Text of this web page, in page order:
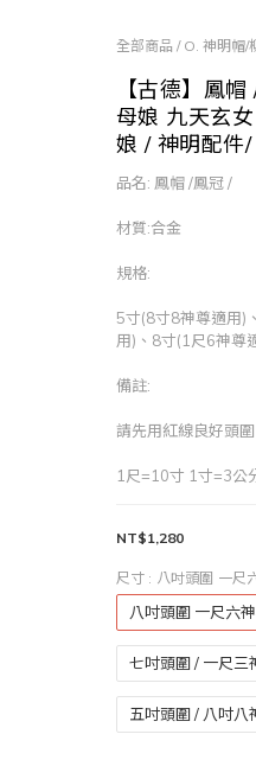
全部商品 / O. 神明帽/
【古德】鳳
母娘 九天玄
娘 / 神明配件/
品名: 鳳帽 /鳳冠 /
材質:合金
規格:
5寸(8寸8神尊適用)
用)、8寸(1尺6神尊
備註:
請先用紅線良好頭圍
1尺=10寸 1寸=3公
NT$1,280
尺寸 : 八吋頭圍 一尺
八吋頭圍 一尺六
七吋頭圍 / 一尺三
五吋頭圍 / 八吋八